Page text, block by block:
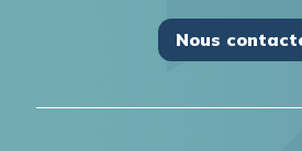
Nous